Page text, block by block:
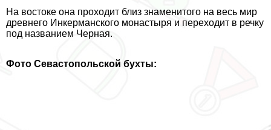
На востоке она проходит близ знаменитого на весь мир
древнего Инкерманского монастыря и переходит в речку
под названием Черная.
Фото Севастопольской бухты: